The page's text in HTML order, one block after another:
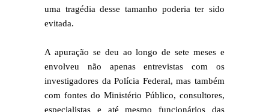
uma tragédia desse tamanho poderia ter sido
evitada.
A apuração se deu ao longo de sete meses e
envolveu não apenas entrevistas com os
investigadores da Polícia Federal, mas também
com fontes do Ministério Público, consultores,
especialistas e até mesmo funcionários das